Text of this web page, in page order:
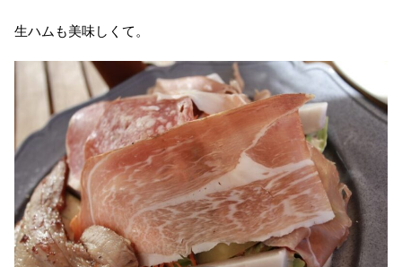
生ハムも美味しくて。